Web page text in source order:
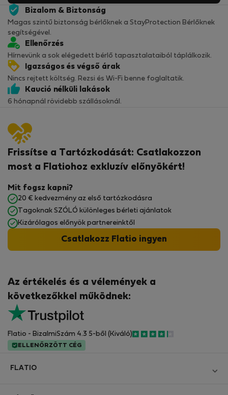
Bizalom & Biztonság
Magas szintű biztonság bérlőknek a StayProtection Bérlőknek
segítségével.
Ellenőrzés
Hírnevünk a sok elégedett bérlő tapasztalataiból táplálkozik.
Igazságos és végső árak
Nincs rejtett költség. Rezsi és Wi-Fi benne foglaltatik.
Kaució nélküli lakások
6 hónapnál rövidebb szállásoknál.
Az értékelés és a vélemények a
következőkkel működnek:
Flatio - BizalmiSzám 4.3 5-ből (Kiváló)
ELLENŐRZÖTT CÉG
Frissítse a Tartózkodását: Csatlakozzon
most a Flatiohoz exkluzív előnyökért!
Mit fogsz kapni?
20 € kedvezmény az első tartózkodásra
Tagoknak SZÓLÓ különleges bérleti ajánlatok
Kizárólagos előnyök partnereinktől
Csatlakozz Flatio ingyen
FLATIO